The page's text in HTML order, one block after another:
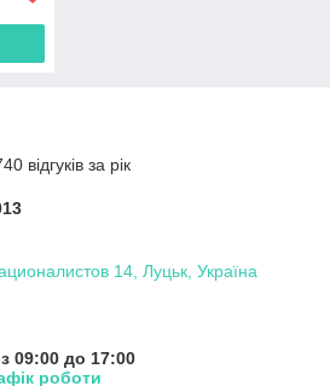
відгуків за рік
14, Луцьк, Україна
09:00 до 17:00
роботи